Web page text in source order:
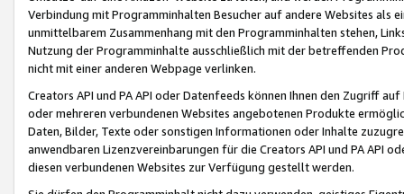
Verbindung mit Programminhalten Besucher auf andere Websites als
unmittelbarem Zusammenhang mit den Programminhalten stehen,
Nutzung der Programminhalte ausschließlich mit der betreffenden
nicht mit einer anderen Webpage verlinken.
Creators API und PA API oder Datenfeeds können Ihnen den Zugriff
oder mehreren verbundenen Websites angebotenen Produkte
Daten, Bilder, Texte oder sonstigen Informationen oder Inhalte
anwendbaren Lizenzvereinbarungen für die Creators API und PA API
diesen verbundenen Websites zur Verfügung gestellt werden.